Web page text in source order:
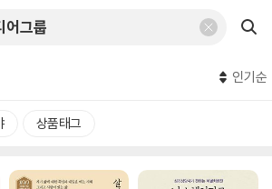
인기순
상품태그